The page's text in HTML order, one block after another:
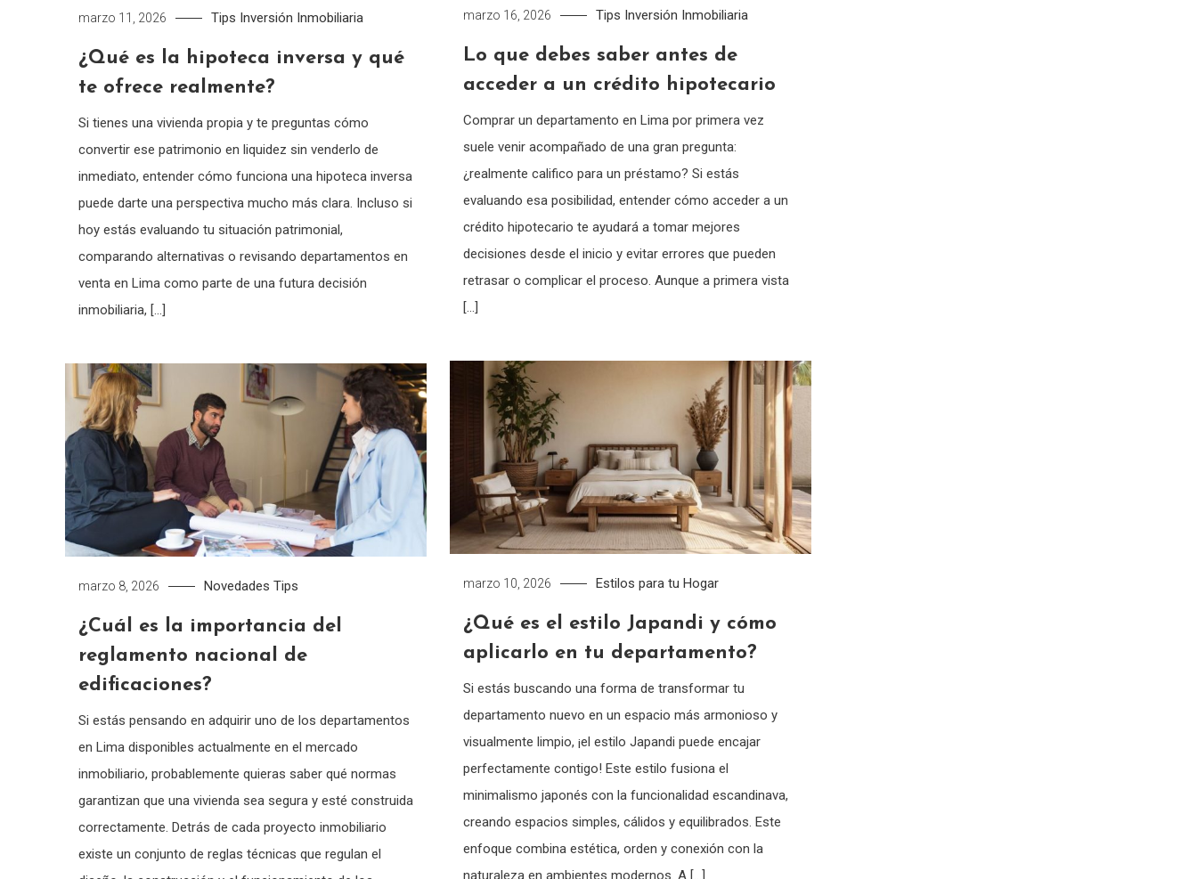
marzo 16, 2026 Tips Inversión Inmobiliaria
Lo que debes saber antes de
acceder a un crédito hipotecario
Comprar un departamento en Lima por primera vez
suele venir acompañado de una gran pregunta:
¿realmente califico para un préstamo? Si estás
evaluando esa posibilidad, entender cómo acceder a un
crédito hipotecario te ayudará a tomar mejores
decisiones desde el inicio y evitar errores que pueden
retrasar o complicar el proceso. Aunque a primera vista
[…]
marzo 11, 2026 Tips Inversión Inmobiliaria
¿Qué es la hipoteca inversa y qué
te ofrece realmente?
Si tienes una vivienda propia y te preguntas cómo
convertir ese patrimonio en liquidez sin venderlo de
inmediato, entender cómo funciona una hipoteca inversa
puede darte una perspectiva mucho más clara. Incluso si
hoy estás evaluando tu situación patrimonial,
comparando alternativas o revisando departamentos en
venta en Lima como parte de una futura decisión
inmobiliaria, […]
marzo 10, 2026 Estilos para tu Hogar
¿Qué es el estilo Japandi y cómo
aplicarlo en tu departamento?
Si estás buscando una forma de transformar tu
departamento nuevo en un espacio más armonioso y
visualmente limpio, ¡el estilo Japandi puede encajar
perfectamente contigo! Este estilo fusiona el
minimalismo japonés con la funcionalidad escandinava,
creando espacios simples, cálidos y equilibrados. Este
enfoque combina estética, orden y conexión con la
naturaleza en ambientes modernos. A […]
marzo 8, 2026 Novedades Tips
¿Cuál es la importancia del
reglamento nacional de
edificaciones?
Si estás pensando en adquirir uno de los departamentos
en Lima disponibles actualmente en el mercado
inmobiliario, probablemente quieras saber qué normas
garantizan que una vivienda sea segura y esté construida
correctamente. Detrás de cada proyecto inmobiliario
existe un conjunto de reglas técnicas que regulan el